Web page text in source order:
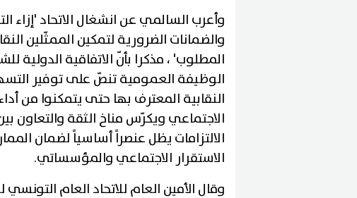
وأعرب السالمي عن انشغال الاتحاد
والضمانات الضرورية لتمكين الممثّلين
الوظيفة العمومية تنصّ على توفير
النقابية المعترف بها حتى يتمكنوا من
الاجتماعي ويكرّس مناخ الثقة والتعاون
الالتزامات يظل عنصراً أساسياً لضمان
الاستقرار الاجتماعي والمؤسساتي.
وقال الأمين العام للاتحاد العام التونسي